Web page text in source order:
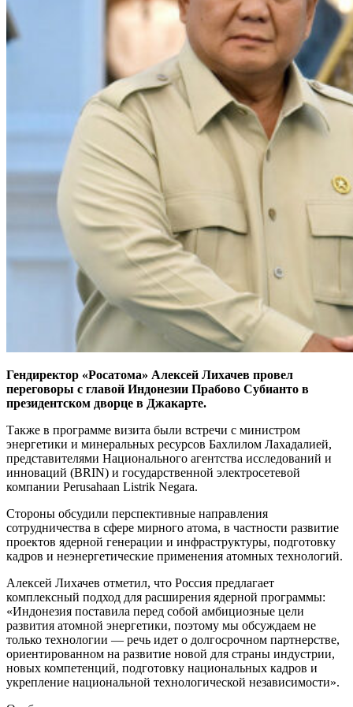
Гендиректор «Росатома» Алексей Лихачев провел
переговоры с главой Индонезии Прабово Субианто в
президентском дворце в Джакарте.
Также в программе визита были встречи с министром
энергетики и минеральных ресурсов Бахлилом Лахадалией,
представителями Национального агентства исследований и
инноваций (BRIN) и государственной электросетевой
компании Perusahaan Listrik Negara.
Стороны обсудили перспективные направления
сотрудничества в сфере мирного атома, в частности развитие
проектов ядерной генерации и инфраструктуры, подготовку
кадров и неэнергетические применения атомных технологий.
Алексей Лихачев отметил, что Россия предлагает
комплексный подход для расширения ядерной программы:
«Индонезия поставила перед собой амбициозные цели
развития атомной энергетики, поэтому мы обсуждаем не
только технологии — речь идет о долгосрочном партнерстве,
ориентированном на развитие новой для страны индустрии,
новых компетенций, подготовку национальных кадров и
укрепление национальной технологической независимости».